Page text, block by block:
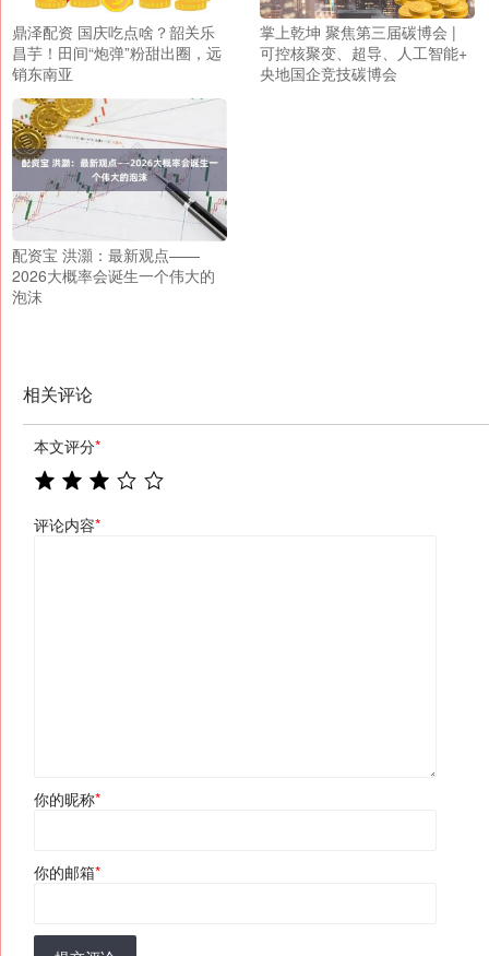
鼎泽配资 国庆吃点啥？韶关乐
昌芋！田间“炮弹”粉甜出圈，远
销东南亚
掌上乾坤 聚焦第三届碳博会 |
可控核聚变、超导、人工智能+
央地国企竞技碳博会
配资宝 洪灝：最新观点——
2026大概率会诞生一个伟大的
泡沫
相关评论
本文评分*
评论内容*
你的昵称*
你的邮箱*